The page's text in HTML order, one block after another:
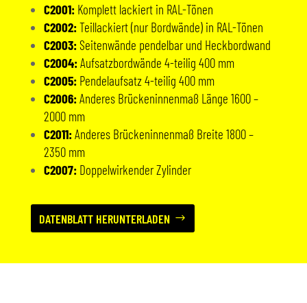
C2001:Komplett lackiert in RAL-Tönen
C2002:Teillackiert (nur Bordwände) in RAL-Tönen
C2003:Seitenwände pendelbar und Heckbordwand
C2004:Aufsatzbordwände 4-teilig 400 mm
C2005:Pendelaufsatz 4-teilig 400 mm
C2006:Anderes Brückeninnenmaß Länge 1600 –
2000 mm
C2011:Anderes Brückeninnenmaß Breite 1800 –
2350 mm
C2007:Doppelwirkender Zylinder
DATENBLATT HERUNTERLADEN